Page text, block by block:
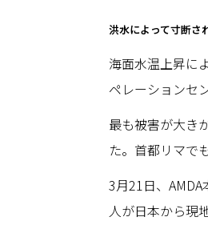
洪水によって寸断さ
海面水温上昇に
ペレーションセ
最も被害が大き
た。首都リマで
3月21日、
人が日本から現